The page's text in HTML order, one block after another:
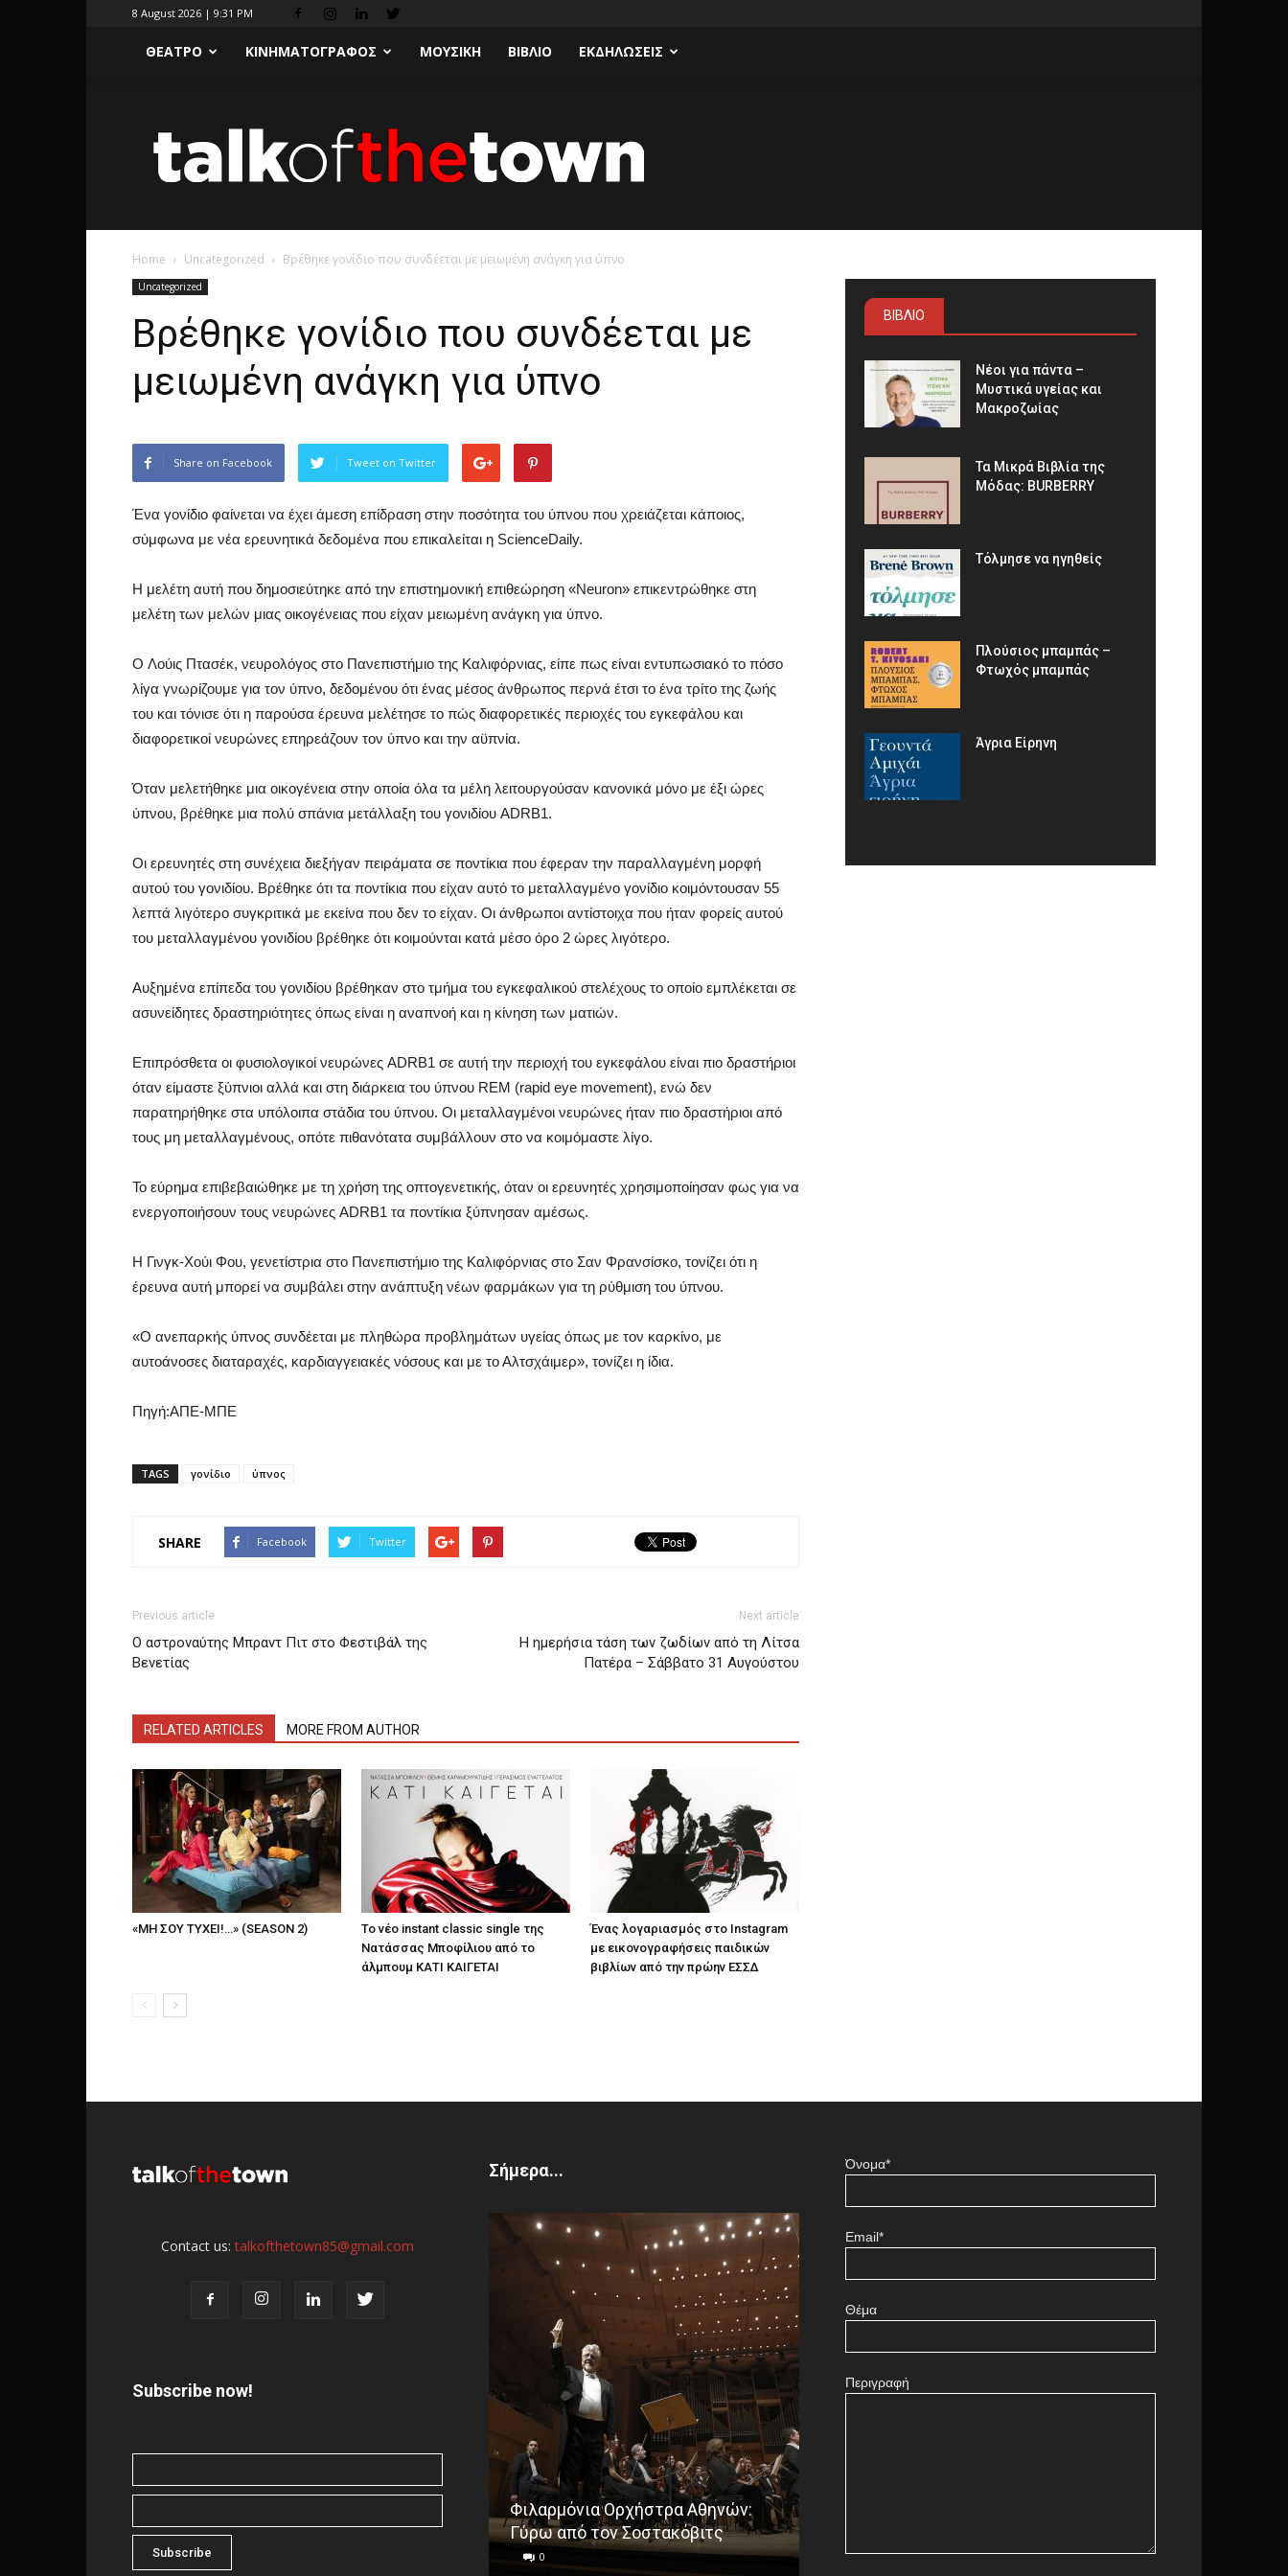
8 August 2026 | 9:31 PM
ΘΕΑΤΡΟ ΚΙΝΗΜΑΤΟΓΡΑΦΟΣ ΜΟΥΣΙΚΗ ΒΙΒΛΙΟ ΕΚΔΗΛΩΣΕΙΣ
the
Home Uncategorized Βρέθηκε γονίδιο που συνδέεται με μειωμένη ανάγκη για ύπνο
Uncategorized
Βρέθηκε γονίδιο που συνδέεται με
μειωμένη ανάγκη για ύπνο
Share on Facebook Tweet on Twitter
Ένα γονίδιο φαίνεται να έχει άμεση επίδραση στην ποσότητα του ύπνου που χρειάζεται κάποιος,
σύμφωνα με νέα ερευνητικά δεδομένα που επικαλείται η ScienceDaily.
Η μελέτη αυτή που δημοσιεύτηκε από την επιστημονική επιθεώρηση «Νeuron» επικεντρώθηκε στη
μελέτη των μελών μιας οικογένειας που είχαν μειωμένη ανάγκη για ύπνο.
O Λούις Πτασέκ, νευρολόγος στο Πανεπιστήμιο της Καλιφόρνιας, είπε πως είναι εντυπωσιακό το πόσο
λίγα γνωρίζουμε για τον ύπνο, δεδομένου ότι ένας μέσος άνθρωπος περνά έτσι το ένα τρίτο της ζωής
του και τόνισε ότι η παρούσα έρευνα μελέτησε το πώς διαφορετικές περιοχές του εγκεφάλου και
διαφορετικοί νευρώνες επηρεάζουν τον ύπνο και την αϋπνία.
Όταν μελετήθηκε μια οικογένεια στην οποία όλα τα μέλη λειτουργούσαν κανονικά μόνο με έξι ώρες
ύπνου, βρέθηκε μια πολύ σπάνια μετάλλαξη του γονιδίου ADRB1.
Οι ερευνητές στη συνέχεια διεξήγαν πειράματα σε ποντίκια που έφεραν την παραλλαγμένη μορφή
αυτού του γονιδίου. Βρέθηκε ότι τα ποντίκια που είχαν αυτό το μεταλλαγμένο γονίδιο κοιμόντουσαν 55
λεπτά λιγότερο συγκριτικά με εκείνα που δεν το είχαν. Οι άνθρωποι αντίστοιχα που ήταν φορείς αυτού
του μεταλλαγμένου γονιδίου βρέθηκε ότι κοιμούνται κατά μέσο όρο 2 ώρες λιγότερο.
Αυξημένα επίπεδα του γονιδίου βρέθηκαν στο τμήμα του εγκεφαλικού στελέχους το οποίο εμπλέκεται σε
ασυνείδητες δραστηριότητες όπως είναι η αναπνοή και η κίνηση των ματιών.
Επιπρόσθετα οι φυσιολογικοί νευρώνες ADRB1 σε αυτή την περιοχή του εγκεφάλου είναι πιο δραστήριοι
όταν είμαστε ξύπνιοι αλλά και στη διάρκεια του ύπνου REM (rapid eye movement), ενώ δεν
παρατηρήθηκε στα υπόλοιπα στάδια του ύπνου. Οι μεταλλαγμένοι νευρώνες ήταν πιο δραστήριοι από
τους μη μεταλλαγμένους, οπότε πιθανότατα συμβάλλουν στο να κοιμόμαστε λίγο.
Το εύρημα επιβεβαιώθηκε με τη χρήση της οπτογενετικής, όταν οι ερευνητές χρησιμοποίησαν φως για να
ενεργοποιήσουν τους νευρώνες ADRB1 τα ποντίκια ξύπνησαν αμέσως.
Η Γινγκ-Χούι Φου, γενετίστρια στο Πανεπιστήμιο της Καλιφόρνιας στο Σαν Φρανσίσκο, τονίζει ότι η
έρευνα αυτή μπορεί να συμβάλει στην ανάπτυξη νέων φαρμάκων για τη ρύθμιση του ύπνου.
«Ο ανεπαρκής ύπνος συνδέεται με πληθώρα προβλημάτων υγείας όπως με τον καρκίνο, με
αυτοάνοσες διαταραχές, καρδιαγγειακές νόσους και με το Αλτσχάιμερ», τονίζει η ίδια.
Πηγή:ΑΠΕ-ΜΠΕ
TAGS γονίδιο ύπνος
SHARE Facebook Twitter
Previous article
Ο αστροναύτης Μπραντ Πιτ στο Φεστιβάλ της
Βενετίας
Next article
H ημερήσια τάση των ζωδίων από τη Λίτσα
Πατέρα – Σάββατο 31 Αυγούστου
RELATED ARTICLES MORE FROM AUTHOR
«ΜΗ ΣΟΥ ΤΥΧΕΙ!…» (SEASON 2)
Το νέο instant classic single της
Νατάσσας Μποφίλιου από το
άλμπουμ ΚΑΤΙ ΚΑΙΓΕΤΑΙ
Ένας λογαριασμός στο Instagram
με εικονογραφήσεις παιδικών
βιβλίων από την πρώην ΕΣΣΔ
ΒΙΒΛΙΟ
Νέοι για πάντα –
Μυστικά υγείας και
Μακροζωίας
Τα Μικρά Βιβλία της
Μόδας: BURBERRY
Τόλμησε να ηγηθείς
Πλούσιος μπαμπάς –
Φτωχός μπαμπάς
Άγρια Είρηνη
Contact us:talkofthetown85@gmail.com
Subscribe now!
Σήμερα...
Φιλαρμόνια Ορχήστρα Αθηνών:
Γύρω από τον Σοστακόβιτς
0 0
Όνομα*
Email*
Θέμα
Περιγραφή